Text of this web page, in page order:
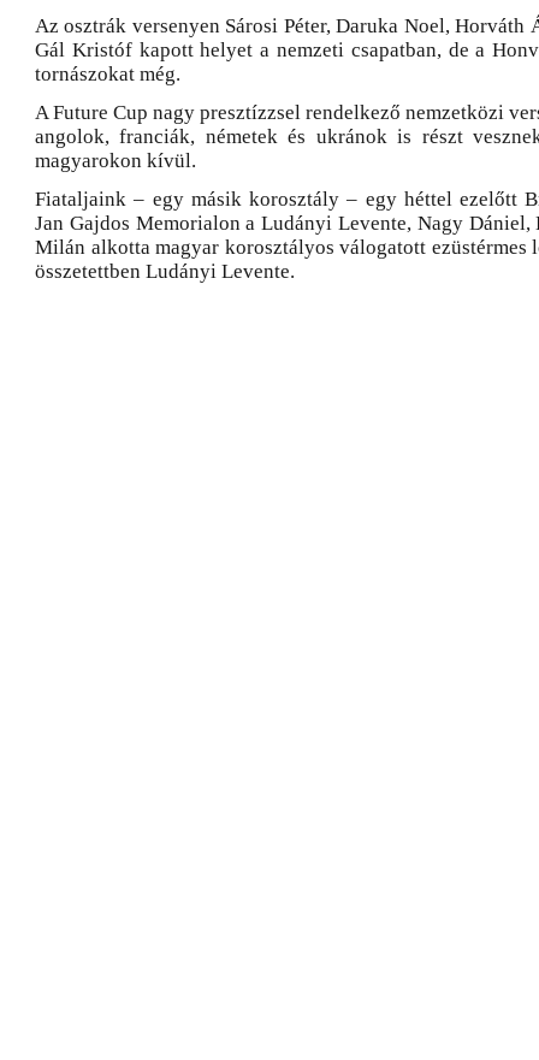
Az osztrák versenyen Sárosi Péter, Daruka Noel, Horváth
Gál Kristóf kapott helyet a nemzeti csapatban, de a
tornászokat még.
A Future Cup nagy presztízzsel rendelkező nemzetközi
angolok, franciák, németek és ukránok is részt
magyarokon kívül.
Fiataljaink – egy másik korosztály – egy héttel ezelőtt
Jan Gajdos Memorialon a Ludányi Levente, Nagy
Milán alkotta magyar korosztályos válogatott ezüstérmes
összetettben Ludányi Levente.